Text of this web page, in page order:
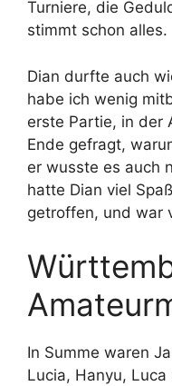
Turniere, die
stimmt schon alles.
Dian durfte auch
habe ich wenig
erste Partie, in der
Ende gefragt,
er wusste es auch
hatte Dian viel
getroffen, und war
In Summe waren
Lucia, Hanyu,